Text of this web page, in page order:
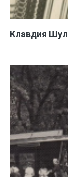
Клавдия